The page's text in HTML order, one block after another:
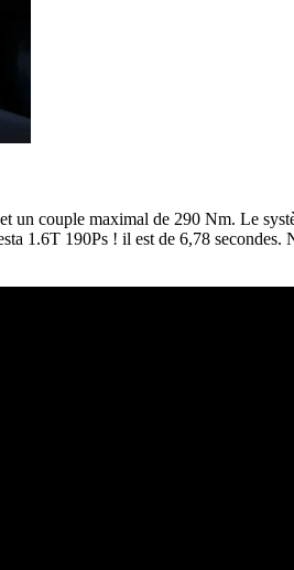
un couple maximal de 290 Nm. Le
1.6T 190Ps ! il est de 6,78 secondes.